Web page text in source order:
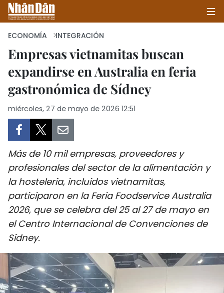
INICIO
POLÍTICA
ECONOMÍA
SALUD - MEDIO AMBIENTE
CULTURA - ENTRETENIMIENTO
INTERNACIONAL
VIAJES
PUENTE DE AMISTAD
ECONOMÍA INTEGRACIÓN
Empresas vietnamitas buscan
expandirse en Australia en feria
gastronómica de Sídney
miércoles, 27 de mayo de 2026 12:51
Más de 10 mil empresas, proveedores y
profesionales del sector de la alimentación y
la hostelería, incluidos vietnamitas,
participaron en la Feria Foodservice Australia
2026, que se celebra del 25 al 27 de mayo en
el Centro Internacional de Convenciones de
Sídney.